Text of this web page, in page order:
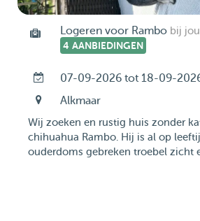
Logeren voor Rambo bij
4 AANBIEDINGEN
07-09-2026 tot 18-09-
Alkmaar
Wij zoeken en rustig huis zonder
chihuahua Rambo. Hij is al op
ouderdoms gebreken troebel zicht